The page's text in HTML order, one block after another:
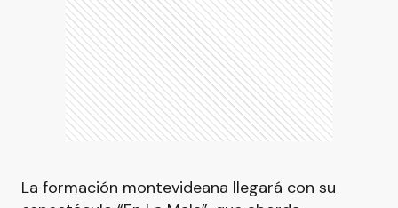
La formación montevideana llegará con su